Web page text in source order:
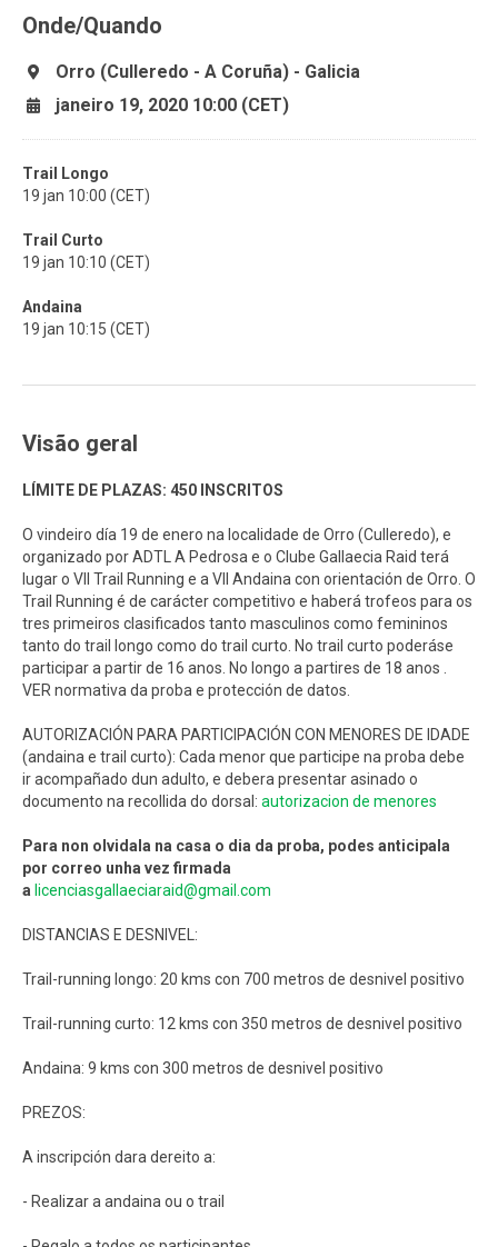
Onde/Quando
Orro (Culleredo - A Coruña) - Galicia
janeiro 19, 2020 10:00 (CET)
Trail Longo
19 jan 10:00 (CET)
Trail Curto
19 jan 10:10 (CET)
Andaina
19 jan 10:15 (CET)
Visão geral
LÍMITE DE PLAZAS: 450 INSCRITOS
O vindeiro día 19 de enero na localidade de Orro (Culleredo), e
organizado por ADTL A Pedrosa e o Clube Gallaecia Raid terá
lugar o VII Trail Running e a VII Andaina con orientación de Orro. O
Trail Running é de carácter competitivo e haberá trofeos para os
tres primeiros clasificados tanto masculinos como femininos
tanto do trail longo como do trail curto. No trail curto poderáse
participar a partir de 16 anos. No longo a partires de 18 anos .
VER normativa da proba e protección de datos.
AUTORIZACIÓN PARA PARTICIPACIÓN CON MENORES DE IDADE
(andaina e trail curto): Cada menor que participe na proba debe
ir acompañado dun adulto, e debera presentar asinado o
documento na recollida do dorsal: autorizacion de menores
Para non olvidala na casa o dia da proba, podes anticipala
por correo unha vez firmada
a licenciasgallaeciaraid@gmail.com
DISTANCIAS E DESNIVEL:
Trail-running longo: 20 kms con 700 metros de desnivel positivo
Trail-running curto: 12 kms con 350 metros de desnivel positivo
Andaina: 9 kms con 300 metros de desnivel positivo
PREZOS:
A inscripción dara dereito a:
- Realizar a andaina ou o trail